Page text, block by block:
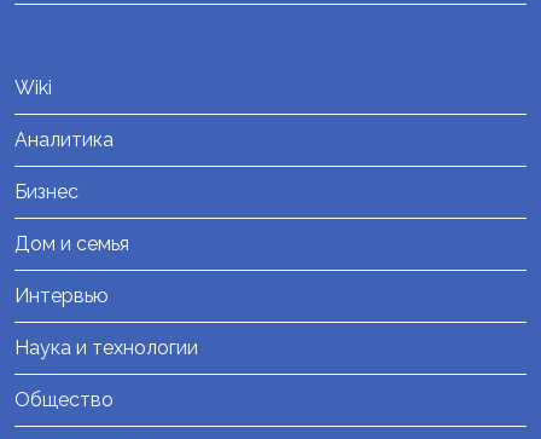
Wiki
Аналитика
Бизнес
Дом и семья
Интервью
Наука и технологии
Общество